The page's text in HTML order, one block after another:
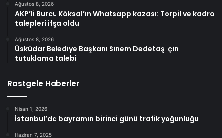
Ağustos 8, 2026
AKP’li Burcu Köksal’ın Whatsapp kazası: Torpil ve kadro
talepleri ifşa oldu
Ağustos 8, 2026
Üsküdar Belediye Başkanı Sinem Dedetaş için
tutuklama talebi
Rastgele Haberler
Nisan 1, 2026
İstanbul’da bayramın birinci günü trafik yoğunluğu
Haziran 7, 2025